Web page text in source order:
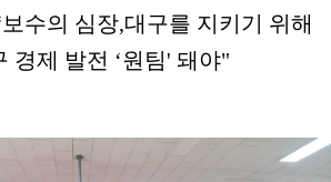
수의 심장,대구를 지키기 위해
경제 발전 ‘원팀' 돼야"